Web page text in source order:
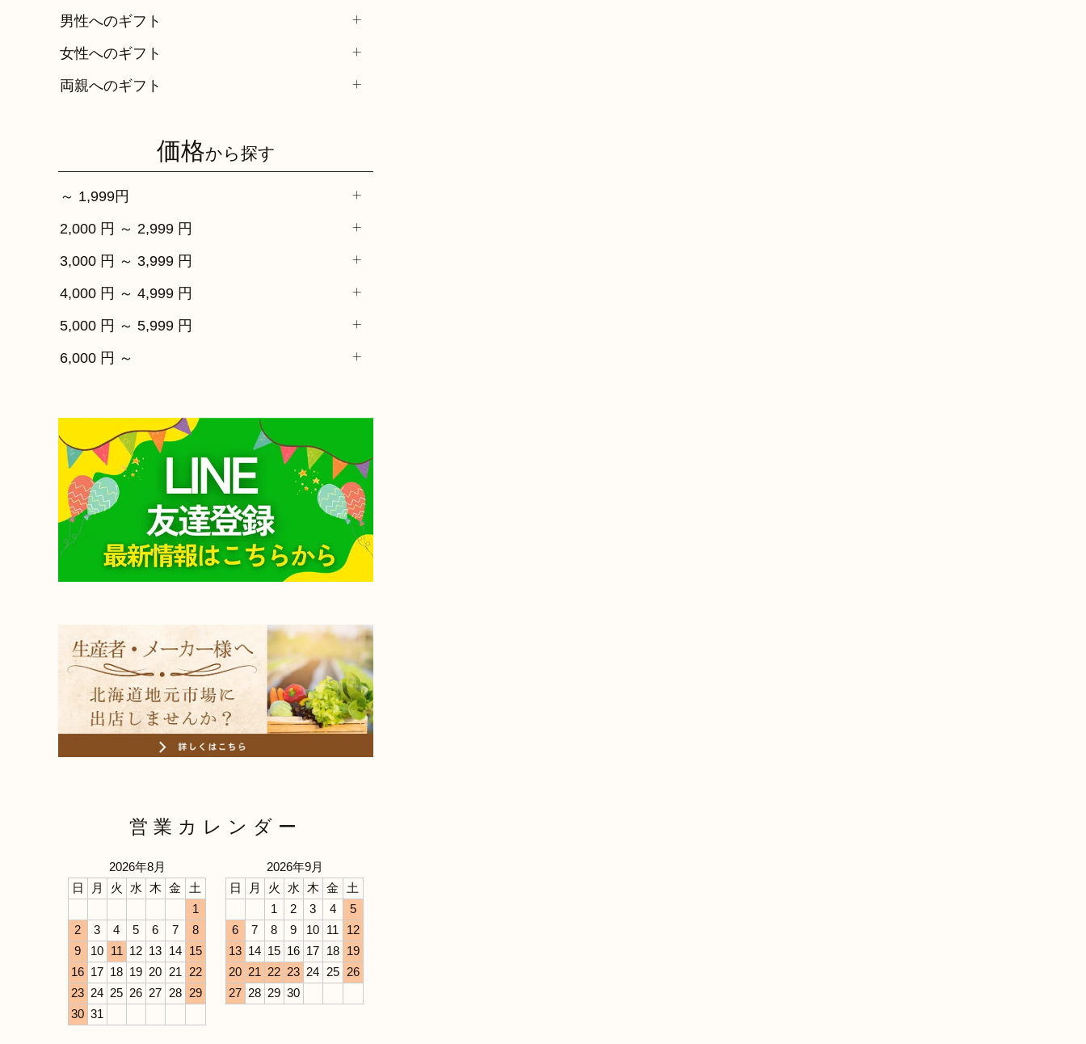
男性へのギフト
女性へのギフト
両親へのギフト
価格から探す
～ 1,999円
2,000 円 ～ 2,999 円
3,000 円 ～ 3,999 円
4,000 円 ～ 4,999 円
5,000 円 ～ 5,999 円
6,000 円 ～
営業カレンダー
2026年8月
日
月 火 水 木 金
土
1
2
3 4 5 6 7
8
9
10 11 12 13 14
15
16 17 18 19 20 21
22
23 24 25 26 27 28
29
30 31
2026年9月
日
月 火 水 木 金
土
1
2 3 4
5
6
7 8 9 10 11
12
13 14 15 16 17 18
19
20 21 22 23 24 25
26
27 28 29 30